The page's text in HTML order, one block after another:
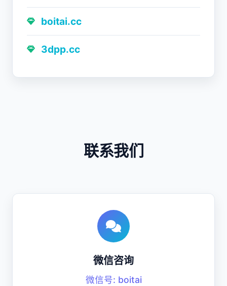
boitai.cc
3dpp.cc
联系我们
微信咨询
微信号: boitai